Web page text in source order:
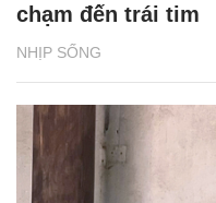
NHỊP SỐNG
chạm đến trái tim